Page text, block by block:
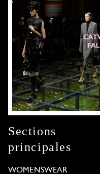
Sections
principales
WOMENSWEAR